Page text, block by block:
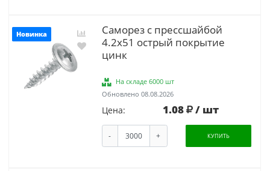
Новинка
Саморез с прессшайбой
4.2х51 острый покрытие
цинк
На складе 6000 шт
Обновлено 08.08.2026
Цена: 1.08 / шт
- + КУПИТЬ